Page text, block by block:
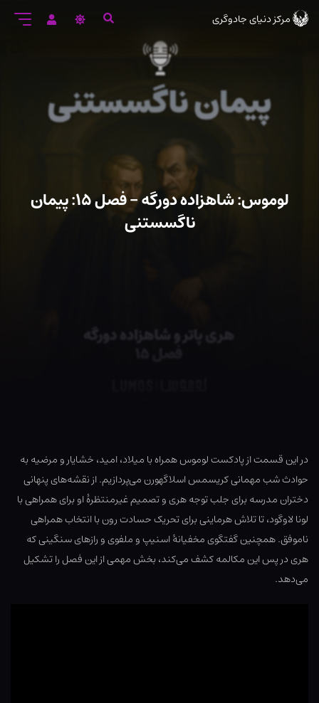
ورود
مرکز دنیای جادوگری
لوموس: شاهزاده دورگه – فصل ۱۵: پیمان
ناگسستنی
در این قسمت از پادکست لوموس همراه با میلاد، امید، خشایار و مرضیه به
حوادث شب مهمانی کریسمس اسلاگهورن می‌پردازیم. از نقشه‌های پنهانی
دختران مدرسه برای جلب توجه هری و تصمیم غیرمنتظرهٔ او برای همراهی با
لونا لاوگود، تا تلاش هرماینی برای تحریک حسادت رون با انتخاب همراهی
ناموفق. همچنین گفتگوی مخفیانهٔ اسنیپ و ملفوی و رازهای سنگینی که
هری در پس این مکالمه کشف می‌کند، بخش مهمی از این فصل را تشکیل
می‌دهد.